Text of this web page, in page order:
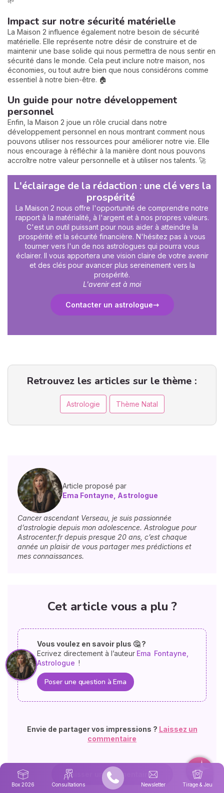
Impact sur notre sécurité matérielle
La Maison 2 influence également notre besoin de sécurité
matérielle. Elle représente notre désir de construire et de
maintenir une base solide qui nous permettra de nous sentir en
sécurité dans le monde. Cela peut inclure notre maison, nos
économies, ou tout autre bien que nous considérons comme
essentiel à notre bien-être. 🏠
Un guide pour notre développement
personnel
Enfin, la Maison 2 joue un rôle crucial dans notre
développement personnel en nous montrant comment nous
pouvons utiliser nos ressources pour améliorer notre vie. Elle
nous encourage à réfléchir à la manière dont nous pouvons
accroître notre valeur personnelle et à utiliser nos talents. 🚀
L'éclairage de la rédaction : une clé vers la
prospérité
La Maison 2 nous offre l'opportunité de comprendre notre
rapport à la matérialité, à l'argent et à nos propres valeurs.
C'est un outil puissant pour nous aider à atteindre la
prospérité et la sécurité financière. N'hésitez pas à vous
tourner vers l'un de nos astrologues qui pourra vous
éclairer. Il vous apportera une vision claire de votre avenir
et des clés pour avancer plus sereinement vers la
prospérité.
L'avenir est à moi
Contacter un astrologue
Retrouvez les articles sur le thème :
Astrologie Thème Natal
Article proposé par
Ema Fontayne, Astrologue
Cancer ascendant Verseau, je suis passionnée
d’astrologie depuis mon adolescence. Astrologue pour
Astrocenter.fr depuis presque 20 ans, c’est chaque
année un plaisir de vous partager mes prédictions et
mes connaissances.
Cet article vous a plu ?
Vous voulez en savoir plus 🤔 ?
Ecrivez directement à l’auteur Ema Fontayne,
Astrologue !
Poser une question à Ema
Envie de partager vos impressions ? Laissez un
commentaire
Laisser un commentaire
Box 2026 Consultations Newsletter Tirage & Jeu